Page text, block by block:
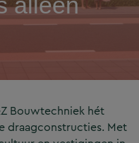
Bouwtechniek hét
draagconstructies. Met